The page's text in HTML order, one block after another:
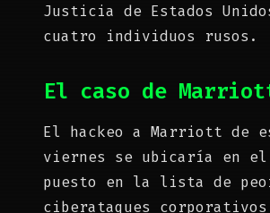
Justicia de Estados
cuatro individuos rusos.
El caso de
El hackeo a Marriott de
viernes se ubicaría en
puesto en la lista de
ciberataques